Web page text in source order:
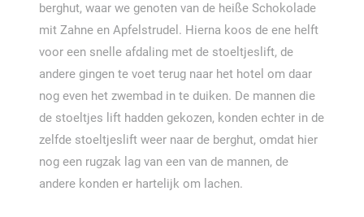
berghut, waar we genoten van de heiße Schokolade
mit Zahne en Apfelstrudel. Hierna koos de ene helft
voor een snelle afdaling met de stoeltjeslift, de
andere gingen te voet terug naar het hotel om daar
nog even het zwembad in te duiken. De mannen die
de stoeltjes lift hadden gekozen, konden echter in de
zelfde stoeltjeslift weer naar de berghut, omdat hier
nog een rugzak lag van een van de mannen, de
andere konden er hartelijk om lachen.